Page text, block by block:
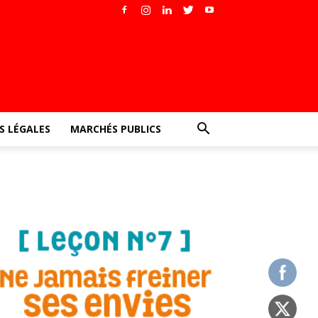
LÉGALES MARCHÉS PUBLICS